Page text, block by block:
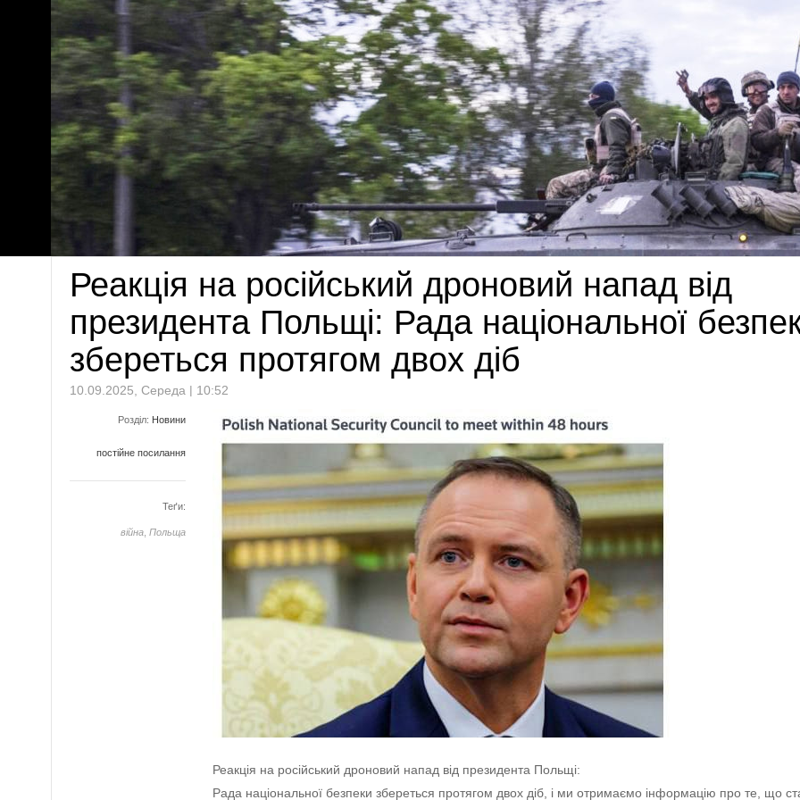
Реакція на російський дроновий напад від
президента Польщі: Рада національної
збереться протягом двох діб
10.09.2025, Середа | 10:52
Розділ: Новини
постійне посилання
Теґи:
війна Польща
Реакція на російський дроновий напад від президента Польщі:
Рада національної безпеки збереться протягом двох діб, і ми отримаємо інформацію про те, що